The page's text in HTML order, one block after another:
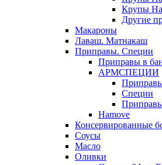
Крупы
Другие
Макароны
Лаваш. Матнакаш
Приправы. Специи
Приправы в
АРМСПЕЦИИ
Специи
Hamove
Консервированные
Соусы
Масло
Оливки